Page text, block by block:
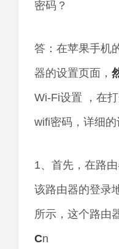
密码？
答：在苹果手机
器的设置页面，
Wi-Fi设置 ，在
wifi密码，详细的
1、首先，在路
该路由器的登录
所示，这个路由
Cn